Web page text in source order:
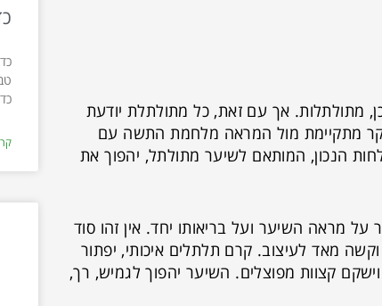
מתולתלות. אך עם זאת, כל מתולתלת יודעת
מתקיימת מול המראה מלחמת התשה עם
הנכון, המותאם לשיער מתולתל, יהפוך את
מראה השיער ועל בריאותו יחד. אין זהו סוד
מאד לעיצוב. קרם תלתלים איכותי, יפתור
קצוות מפוצלים. השיער יהפוך לגמיש, רך,